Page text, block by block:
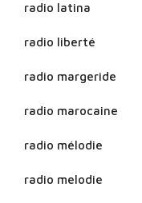
radio latina
radio liberté
radio margeride
radio marocaine
radio mélodie
radio melodie